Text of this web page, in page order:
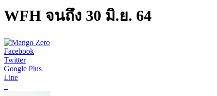
WFH จนถึง 30 มิ.ย. 64
Facebook
Twitter
Google Plus
Line
+